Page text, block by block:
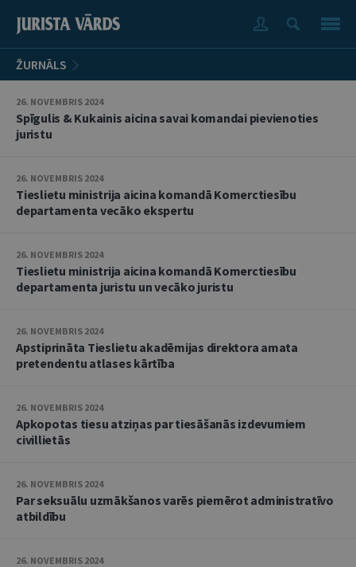
ŽURNĀLS
26. NOVEMBRIS 2024
Spīgulis & Kukainis aicina savai komandai pievienoties
juristu
26. NOVEMBRIS 2024
Tieslietu ministrija aicina komandā Komerctiesību
departamenta vecāko ekspertu
26. NOVEMBRIS 2024
Tieslietu ministrija aicina komandā Komerctiesību
departamenta juristu un vecāko juristu
26. NOVEMBRIS 2024
Apstiprināta Tieslietu akadēmijas direktora amata
pretendentu atlases kārtība
26. NOVEMBRIS 2024
Apkopotas tiesu atziņas par tiesāšanās izdevumiem
civillietās
26. NOVEMBRIS 2024
Par seksuālu uzmākšanos varēs piemērot administratīvo
atbildību
26. NOVEMBRIS 2024